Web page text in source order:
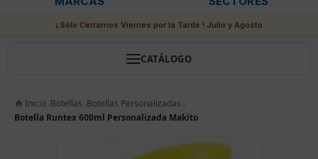
¡ Sólo Cerramos Viernes por la Tarde ! Julio y Agosto
CATÁLOGO
Inicio Botellas Botellas Personalizadas
Botella Runtex 600ml Personalizada Makito